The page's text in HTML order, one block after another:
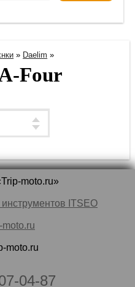
» Daelim »
Four
moto.ru»
ITSEO
moto.ru
moto.ru
04-87